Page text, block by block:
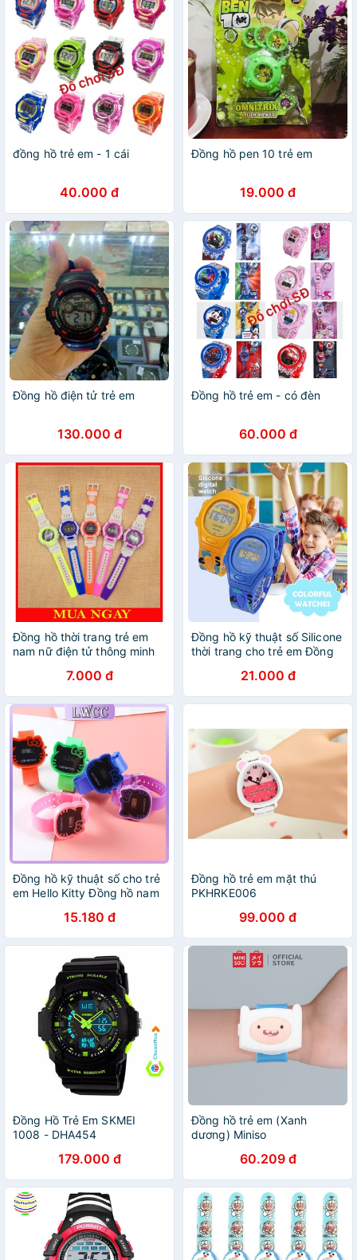
đồng hồ trẻ em - 1 cái
40.000 đ
Đồng hồ pen 10 trẻ em
19.000 đ
Đồng hồ điện tử trẻ em
130.000 đ
Đồng hồ trẻ em - có đèn
60.000 đ
Đồng hồ thời trang trẻ em
nam nữ điện tử thông minh
7.000 đ
Đồng hồ kỹ thuật số Silicone
thời trang cho trẻ em Đồng
21.000 đ
Đồng hồ kỹ thuật số cho trẻ
em Hello Kitty Đồng hồ nam
15.180 đ
Đồng hồ trẻ em mặt thú
PKHRKE006
99.000 đ
Đồng Hồ Trẻ Em SKMEI
1008 - DHA454
179.000 đ
Đồng hồ trẻ em (Xanh
dương) Miniso
60.209 đ